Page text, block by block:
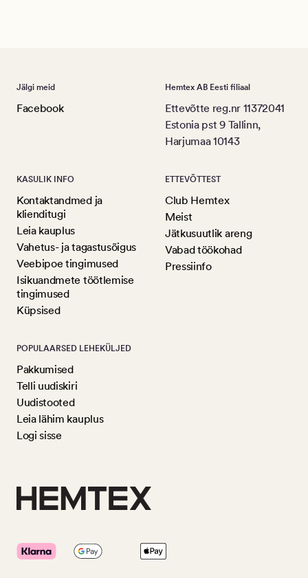
Jälgi meid
Facebook
Hemtex AB Eesti filiaal
Ettevõtte reg.nr 11372041
Estonia pst 9 Tallinn,
Harjumaa 10143
KASULIK INFO
Kontaktandmed ja
klienditugi
Leia kauplus
Vahetus- ja tagastusõigus
Veebipoe tingimused
Isikuandmete töötlemise
tingimused
Küpsised
ETTEVÕTTEST
Club Hemtex
Meist
Jätkusuutlik areng
Vabad töökohad
Pressiinfo
POPULAARSED LEHEKÜLJED
Pakkumised
Telli uudiskiri
Uudistooted
Leia lähim kauplus
Logi sisse